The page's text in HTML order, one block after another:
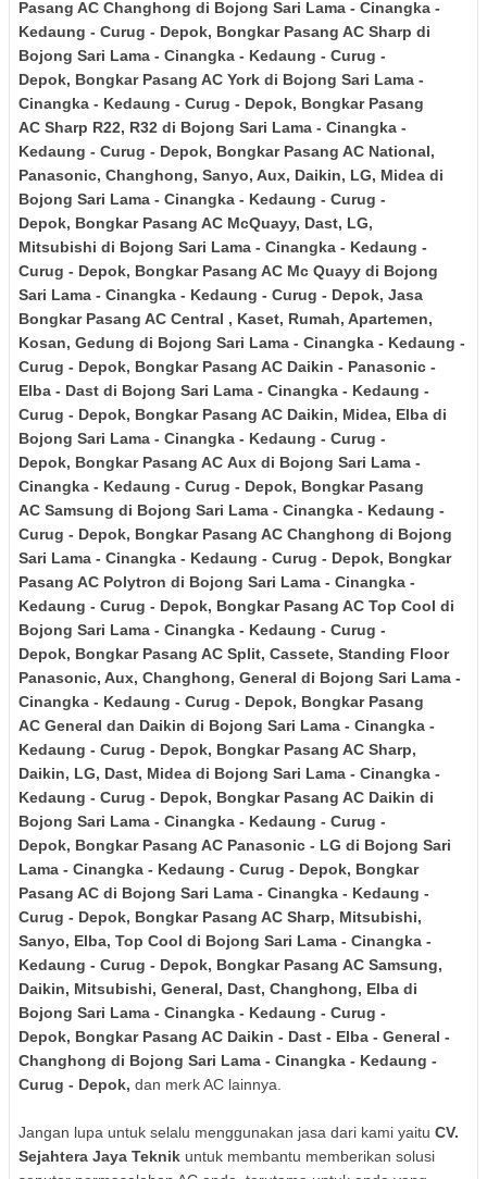
Pasang AC Changhong di Bojong Sari Lama - Cinangka -
Kedaung - Curug - Depok, Bongkar Pasang AC Sharp di
Bojong Sari Lama - Cinangka - Kedaung - Curug -
Depok, Bongkar Pasang AC York di Bojong Sari Lama -
Cinangka - Kedaung - Curug - Depok, Bongkar Pasang
AC Sharp R22, R32 di Bojong Sari Lama - Cinangka -
Kedaung - Curug - Depok, Bongkar Pasang AC National,
Panasonic, Changhong, Sanyo, Aux, Daikin, LG, Midea di
Bojong Sari Lama - Cinangka - Kedaung - Curug -
Depok, Bongkar Pasang AC McQuayy, Dast, LG,
Mitsubishi di Bojong Sari Lama - Cinangka - Kedaung -
Curug - Depok, Bongkar Pasang AC Mc Quayy di Bojong
Sari Lama - Cinangka - Kedaung - Curug - Depok, Jasa
Bongkar Pasang AC Central , Kaset, Rumah, Apartemen,
Kosan, Gedung di Bojong Sari Lama - Cinangka - Kedaung -
Curug - Depok, Bongkar Pasang AC Daikin - Panasonic -
Elba - Dast di Bojong Sari Lama - Cinangka - Kedaung -
Curug - Depok, Bongkar Pasang AC Daikin, Midea, Elba di
Bojong Sari Lama - Cinangka - Kedaung - Curug -
Depok, Bongkar Pasang AC Aux di Bojong Sari Lama -
Cinangka - Kedaung - Curug - Depok, Bongkar Pasang
AC Samsung di Bojong Sari Lama - Cinangka - Kedaung -
Curug - Depok, Bongkar Pasang AC Changhong di Bojong
Sari Lama - Cinangka - Kedaung - Curug - Depok, Bongkar
Pasang AC Polytron di Bojong Sari Lama - Cinangka -
Kedaung - Curug - Depok, Bongkar Pasang AC Top Cool di
Bojong Sari Lama - Cinangka - Kedaung - Curug -
Depok, Bongkar Pasang AC Split, Cassete, Standing Floor
Panasonic, Aux, Changhong, General di Bojong Sari Lama -
Cinangka - Kedaung - Curug - Depok, Bongkar Pasang
AC General dan Daikin di Bojong Sari Lama - Cinangka -
Kedaung - Curug - Depok, Bongkar Pasang AC Sharp,
Daikin, LG, Dast, Midea di Bojong Sari Lama - Cinangka -
Kedaung - Curug - Depok, Bongkar Pasang AC Daikin di
Bojong Sari Lama - Cinangka - Kedaung - Curug -
Depok, Bongkar Pasang AC Panasonic - LG di Bojong Sari
Lama - Cinangka - Kedaung - Curug - Depok, Bongkar
Pasang AC di Bojong Sari Lama - Cinangka - Kedaung -
Curug - Depok, Bongkar Pasang AC Sharp, Mitsubishi,
Sanyo, Elba, Top Cool di Bojong Sari Lama - Cinangka -
Kedaung - Curug - Depok, Bongkar Pasang AC Samsung,
Daikin, Mitsubishi, General, Dast, Changhong, Elba di
Bojong Sari Lama - Cinangka - Kedaung - Curug -
Depok, Bongkar Pasang AC Daikin - Dast - Elba - General -
Changhong di Bojong Sari Lama - Cinangka - Kedaung -
Curug - Depok, dan merk AC lainnya.
Jangan lupa untuk selalu menggunakan jasa dari kami yaitu CV.
Sejahtera Jaya Teknik untuk membantu memberikan solusi